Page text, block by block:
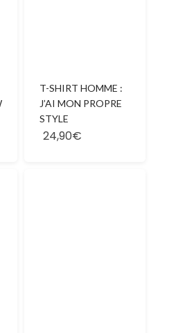
T-SHIRT HOMME :
J’AI MON PROPRE
STYLE
24,90€